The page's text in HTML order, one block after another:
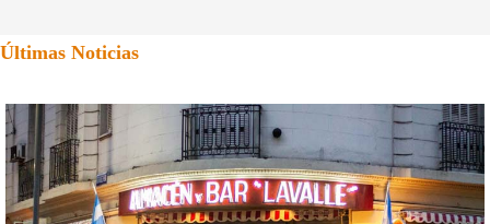
Últimas Noticias